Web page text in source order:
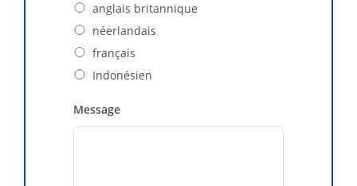
anglais britannique
néerlandais
français
Indonésien
Message